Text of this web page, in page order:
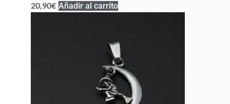
20,90€ Añadir al carrito